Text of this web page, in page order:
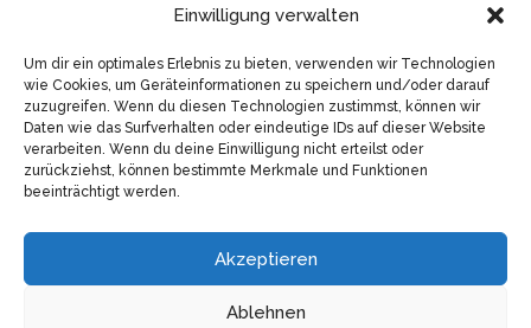
Einwilligung verwalten
Um dir ein optimales Erlebnis zu bieten, verwenden wir Technologien
wie Cookies, um Geräteinformationen zu speichern und/oder darauf
zuzugreifen. Wenn du diesen Technologien zustimmst, können wir
Daten wie das Surfverhalten oder eindeutige IDs auf dieser Website
verarbeiten. Wenn du deine Einwilligung nicht erteilst oder
zurückziehst, können bestimmte Merkmale und Funktionen
beeinträchtigt werden.
Akzeptieren
Ablehnen
Impressum
Datenschutz